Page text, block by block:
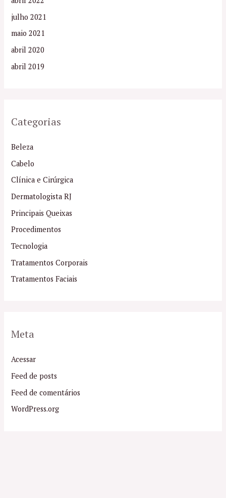
julho 2021
maio 2021
abril 2020
abril 2019
Categorias
Beleza
Cabelo
Clínica e Cirúrgica
Dermatologista RJ
Principais Queixas
Procedimentos
Tecnologia
Tratamentos Corporais
Tratamentos Faciais
Meta
Acessar
Feed de posts
Feed de comentários
WordPress.org